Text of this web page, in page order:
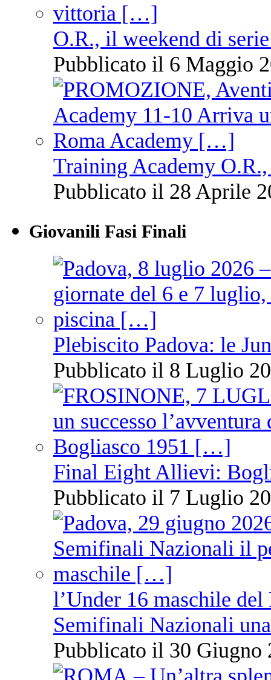
O.R., il weekend di
Pubblicato il 6 Maggio
Training Academy
Pubblicato il 28 Aprile
Giovanili Fasi Finali
Plebiscito Padova: le
Pubblicato il 8 Luglio
Final Eight Allievi:
Pubblicato il 7 Luglio
l’Under 16 maschile
Semifinali Nazionali
Pubblicato il 30 Giugno